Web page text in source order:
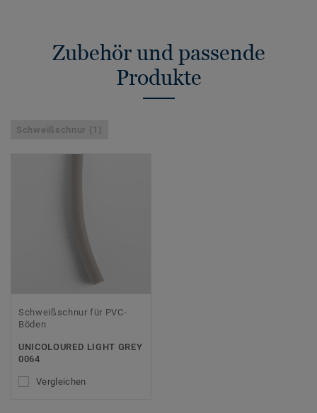
Zubehör und passende
Produkte
Schweißschnur (1)
Schweißschnur für PVC-
Böden
UNICOLOURED LIGHT GREY
0064
Vergleichen